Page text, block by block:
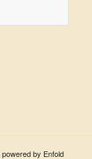
powered by Enfold